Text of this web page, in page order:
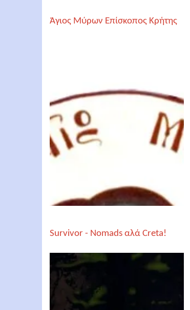
Άγιος Μύρων Επίσκοπος Κρήτης
Survivor - Nomads αλά Creta!